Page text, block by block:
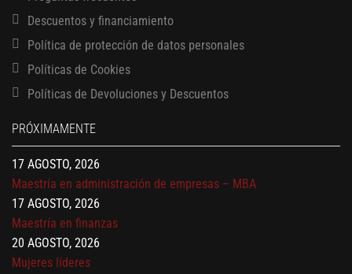
Descuentos y financiamiento
Política de protección de datos personales
Políticas de Cookies
Políticas de Devoluciones y Descuentos
PRÓXIMAMENTE
13 AGOSTO, 2026
17 AGOSTO, 2026
Gerencia de empresas familiares
17 AGOSTO, 2026
Maestría en administración de empresas – MBA
17 AGOSTO, 2026
Maestría en finanzas
20 AGOSTO, 2026
Mujeres líderes